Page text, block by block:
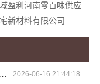
南零百味供应链有限公司
新材料有限公司
河南宅嘉装饰材料有限公司揭秘宅嘉装饰全包装修多少钱 2026-06-16 21:44:18